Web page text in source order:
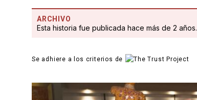
ARCHIVO
Esta historia fue publicada hace más de 2 años.
Se adhiere a los criterios de